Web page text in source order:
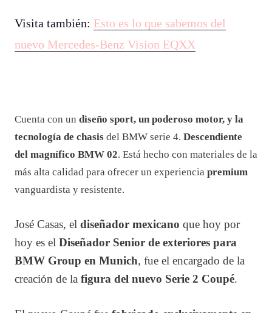
Visita también: Esto es lo que sabemos del
nuevo Mercedes-Benz Vision EQXX
Cuenta con un diseño sport, un poderoso motor, y la
tecnología de chasis del BMW serie 4. Descendiente
del magnífico BMW 02. Está hecho con materiales de la
más alta calidad para ofrecer un experiencia premium
vanguardista y resistente.
José Casas, el diseñador mexicano que hoy por
hoy es el Diseñador Senior de exteriores para
BMW Group en Munich, fue el encargado de la
creación de la figura del nuevo Serie 2 Coupé.